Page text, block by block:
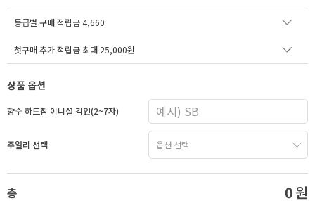
등급별 구매 적립금4,660
첫구매 추가 적립금 최대 25,000원
상품 옵션
향수 하트참 이니셜 각인(2~7자)
주얼리 선택
총 0원